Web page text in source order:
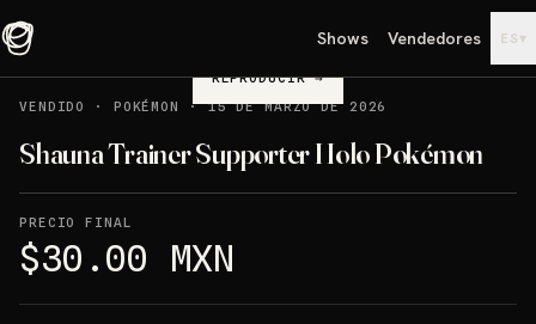
Shows Vendedores ES ▾
REPRODUCIR→
VENDIDO
· POKÉMON ·15 DE MARZO DE 2026
Shauna Trainer Supporter Holo Pokémon
PRECIO FINAL
$30.00 MXN